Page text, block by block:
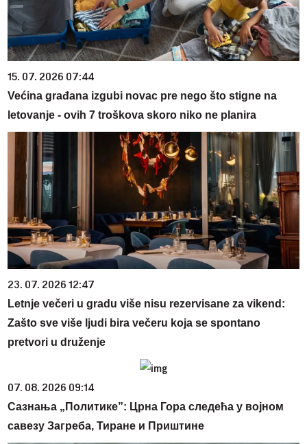
15. 07. 2026 07:44
Većina građana izgubi novac pre nego što stigne na
letovanje - ovih 7 troškova skoro niko ne planira
23. 07. 2026 12:47
Letnje večeri u gradu više nisu rezervisane za vikend:
Zašto sve više ljudi bira večeru koja se spontano
pretvori u druženje
07. 08. 2026 09:14
Сазнања „Политике”: Црна Гора следећа у војном
савезу Загреба, Тиране и Приштине